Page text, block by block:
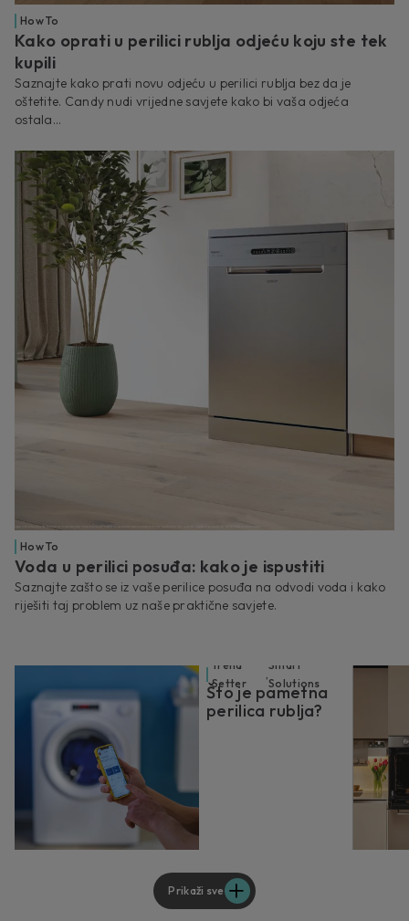
Trend
Setter
,
Smart
Solutions
Što je pametna
perilica rublja?
How To
Kako oprati u perilici rublja odjeću koju ste tek
kupili
Saznajte kako prati novu odjeću u perilici rublja bez da je
oštetite. Candy nudi vrijedne savjete kako bi vaša odjeća
ostala...
How To
Voda u perilici posuđa: kako je ispustiti
Saznajte zašto se iz vaše perilice posuđa na odvodi voda i kako
riješiti taj problem uz naše praktične savjete.
Prikaži sve